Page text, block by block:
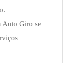
Auto Giro se